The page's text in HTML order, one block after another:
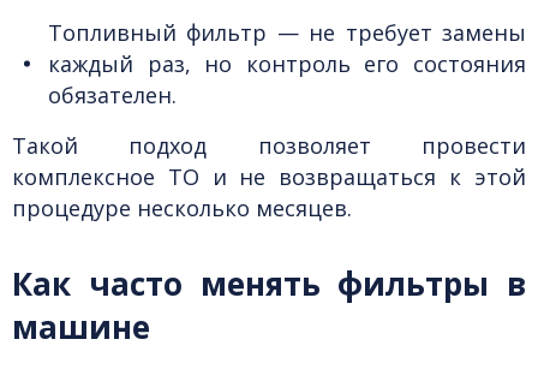
Топливный фильтр — не требует замены
каждый раз, но контроль его состояния
обязателен.
Такой подход позволяет провести
комплексное ТО и не возвращаться к этой
процедуре несколько месяцев.
Как часто менять фильтры в
машине